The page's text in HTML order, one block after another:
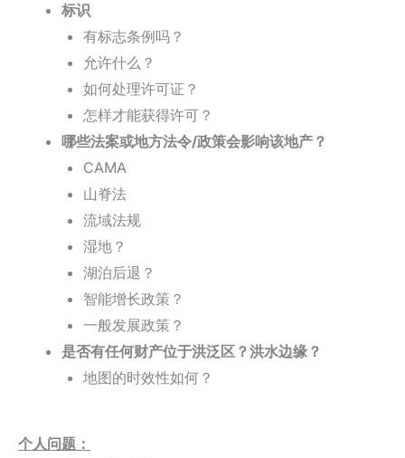
标识
有标志条例吗？
允许什么？
如何处理许可证？
怎样才能获得许可？
哪些法案或地方法令/政策会影响该地产？
CAMA
山脊法
流域法规
湿地？
湖泊后退？
智能增长政策？
一般发展政策？
是否有任何财产位于洪泛区？洪水边缘？
地图的时效性如何？
个人问题：